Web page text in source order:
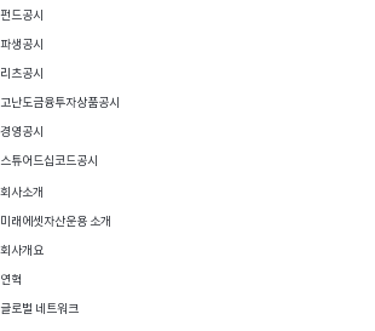
펀드공시
파생공시
리츠공시
고난도금융투자상품공시
경영공시
스튜어드십코드공시
회사소개
미래에셋자산운용 소개
회사개요
연혁
글로벌 네트워크
Vision